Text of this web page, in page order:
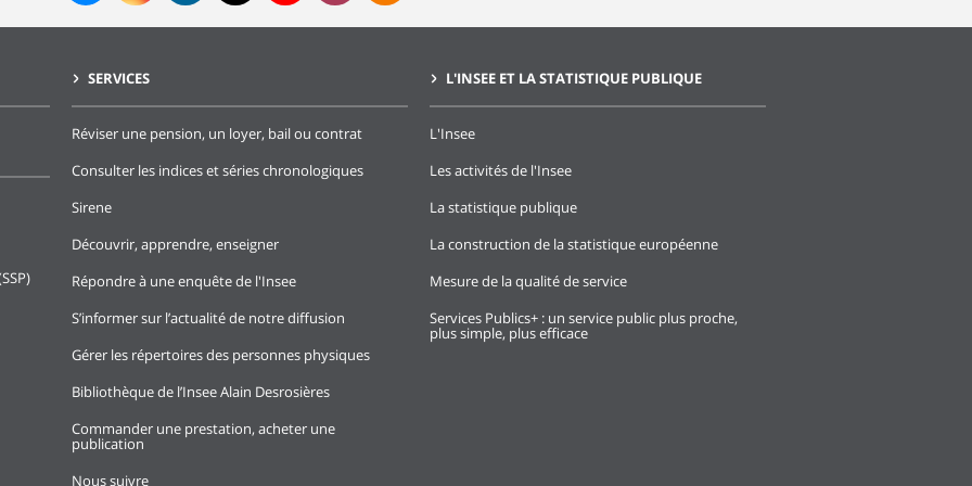
SERVICES
Réviser une pension, un loyer, bail ou contrat
Consulter les indices et séries chronologiques
Sirene
Découvrir, apprendre, enseigner
Répondre à une enquête de l'Insee
S’informer sur l’actualité de notre diffusion
Gérer les répertoires des personnes physiques
Bibliothèque de l’Insee Alain Desrosières
Commander une prestation, acheter une
publication
Nous suivre
L'INSEE ET LA STATISTIQUE PUBLIQUE
L'Insee
Les activités de l'Insee
La statistique publique
La construction de la statistique européenne
Mesure de la qualité de service
Services Publics+ : un service public plus proche,
plus simple, plus efficace